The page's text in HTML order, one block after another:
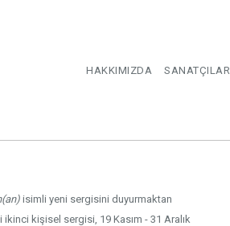
HAKKIMIZDA SANATÇILAR
isimli yeni sergisini duyurmaktan
ikinci kişisel sergisi, 19 Kasım - 31 Aralık